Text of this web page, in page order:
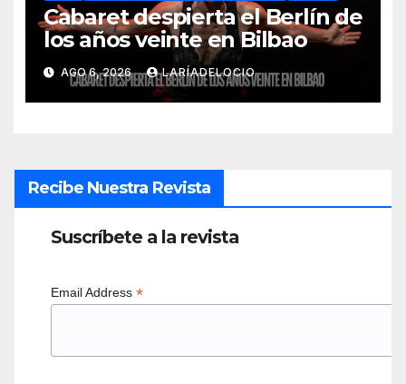
Cabaret despierta el Berlín de
los años veinte en Bilbao
AGO 6, 2026 LARÍADELOCIO
Recibe Nuestra Revista
Suscríbete a la revista
Email Address *